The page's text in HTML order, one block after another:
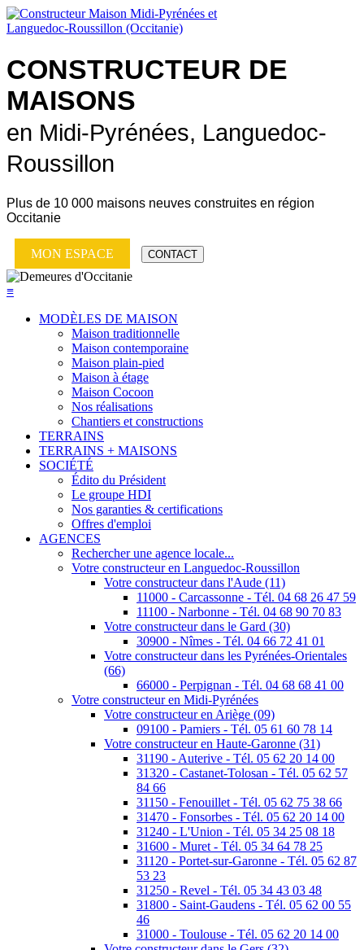
CONSTRUCTEUR DE
MAISONS
en Midi-Pyrénées, Languedoc-
Roussillon
Plus de 10 000 maisons neuves construites en région
Occitanie
MON ESPACE CONTACT
≡
MODÈLES DE MAISON
Maison traditionnelle
Maison contemporaine
Maison plain-pied
Maison à étage
Maison Cocoon
Nos réalisations
Chantiers et constructions
TERRAINS
TERRAINS + MAISONS
SOCIÉTÉ
Édito du Président
Le groupe HDI
Nos garanties & certifications
Offres d'emploi
AGENCES
Rechercher une agence locale...
Votre constructeur en Languedoc-Roussillon
Votre constructeur dans l'Aude (11)
11000 - Carcassonne - Tél. 04 68 26 47 59
11100 - Narbonne - Tél. 04 68 90 70 83
Votre constructeur dans le Gard (30)
30900 - Nîmes - Tél. 04 66 72 41 01
Votre constructeur dans les Pyrénées-Orientales
(66)
66000 - Perpignan - Tél. 04 68 68 41 00
Votre constructeur en Midi-Pyrénées
Votre constructeur en Ariège (09)
09100 - Pamiers - Tél. 05 61 60 78 14
Votre constructeur en Haute-Garonne (31)
31190 - Auterive - Tél. 05 62 20 14 00
31320 - Castanet-Tolosan - Tél. 05 62 57
84 66
31150 - Fenouillet - Tél. 05 62 75 38 66
31470 - Fonsorbes - Tél. 05 62 20 14 00
31240 - L'Union - Tél. 05 34 25 08 18
31600 - Muret - Tél. 05 34 64 78 25
31120 - Portet-sur-Garonne - Tél. 05 62 87
53 23
31250 - Revel - Tél. 05 34 43 03 48
31800 - Saint-Gaudens - Tél. 05 62 00 55
46
31000 - Toulouse - Tél. 05 62 20 14 00